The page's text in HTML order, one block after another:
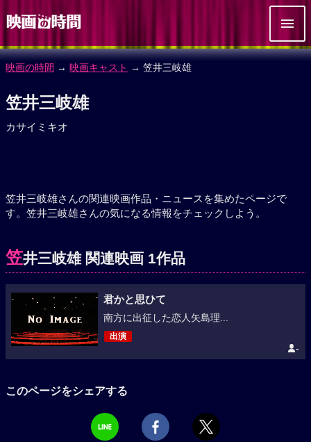
映画の時間 → 映画キャスト → 笠井三岐雄
笠井三岐雄
カサイミキオ
笠井三岐雄さんの関連映画作品・ニュースを集めたページで
す。笠井三岐雄さんの気になる情報をチェックしよう。
笠井三岐雄 関連映画 1作品
君かと思ひて
南方に出征した恋人矢島理...
出演
-
このページをシェアする